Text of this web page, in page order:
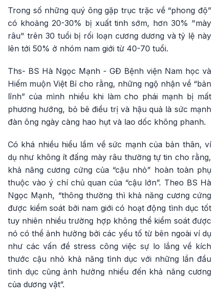
Trong số những quý ông gặp trục trặc về “phong độ”
có khoảng 20-30% bị xuất tinh sớm, hơn 30% "mày
râu" trên 30 tuổi bị rối loạn cương dương và tỷ lệ này
lên tới 50% ở nhóm nam giới từ 40-70 tuổi.
Ths- BS Hà Ngọc Mạnh - GĐ Bệnh viện Nam học và
Hiếm muộn Việt Bỉ cho rằng, những ngộ nhận về “bản
lĩnh” của mình nhiều khi làm cho phái mạnh bị mất
phương hướng, bỏ bê điều trị và hậu quả là sức mạnh
đàn ông ngày càng hao hụt và lao dốc không phanh.
Có khá nhiều hiểu lầm về sức mạnh của bản thân, ví
dụ như không ít đấng mày râu thường tự tin cho rằng,
khả năng cương cứng của “cậu nhỏ” hoàn toàn phụ
thuộc vào ý chí chủ quan của “cậu lớn”. Theo BS Hà
Ngọc Mạnh, “thông thường thì khả năng cương cứng
được kiểm soát bởi nam giới có hoạt động tình dục tốt
tuy nhiên nhiều trường hợp không thể kiểm soát được
nó có thể ảnh hưởng bởi các yếu tố từ bên ngoài ví dụ
như các vấn đề stress công việc sự lo lắng về kích
thước cậu nhỏ khả năng tình dục với những lần đầu
tình dục cũng ảnh hưởng nhiều đến khả năng cương
của dương vật”.